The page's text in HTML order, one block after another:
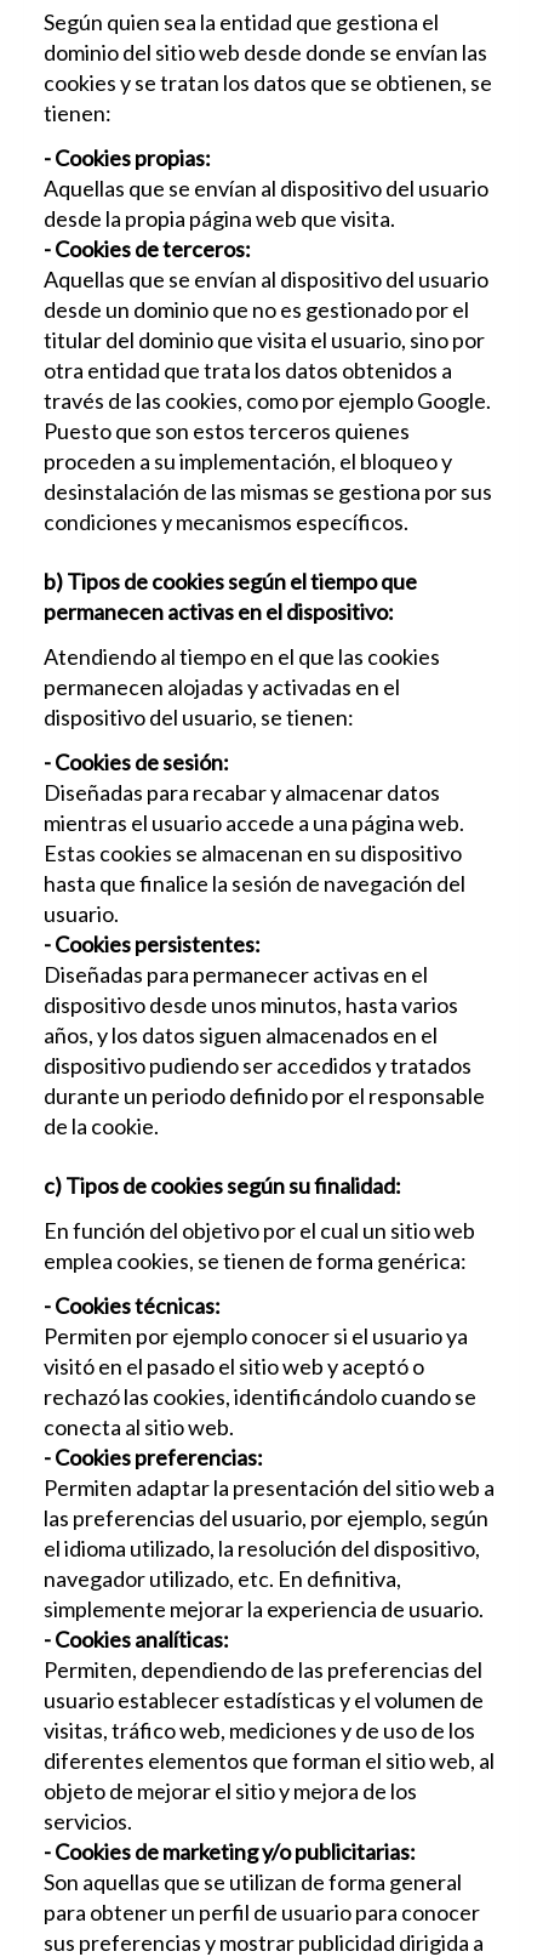
Según quien sea la entidad que gestiona el
dominio del sitio web desde donde se envían las
cookies y se tratan los datos que se obtienen, se
tienen:
- Cookies propias:
Aquellas que se envían al dispositivo del usuario
desde la propia página web que visita.
- Cookies de terceros:
Aquellas que se envían al dispositivo del usuario
desde un dominio que no es gestionado por el
titular del dominio que visita el usuario, sino por
otra entidad que trata los datos obtenidos a
través de las cookies, como por ejemplo Google.
Puesto que son estos terceros quienes
proceden a su implementación, el bloqueo y
desinstalación de las mismas se gestiona por sus
condiciones y mecanismos específicos.
b) Tipos de cookies según el tiempo que
permanecen activas en el dispositivo:
Atendiendo al tiempo en el que las cookies
permanecen alojadas y activadas en el
dispositivo del usuario, se tienen:
- Cookies de sesión:
Diseñadas para recabar y almacenar datos
mientras el usuario accede a una página web.
Estas cookies se almacenan en su dispositivo
hasta que finalice la sesión de navegación del
usuario.
- Cookies persistentes:
Diseñadas para permanecer activas en el
dispositivo desde unos minutos, hasta varios
años, y los datos siguen almacenados en el
dispositivo pudiendo ser accedidos y tratados
durante un periodo definido por el responsable
de la cookie.
c) Tipos de cookies según su finalidad:
En función del objetivo por el cual un sitio web
emplea cookies, se tienen de forma genérica:
- Cookies técnicas:
Permiten por ejemplo conocer si el usuario ya
visitó en el pasado el sitio web y aceptó o
rechazó las cookies, identificándolo cuando se
conecta al sitio web.
- Cookies preferencias:
Permiten adaptar la presentación del sitio web a
las preferencias del usuario, por ejemplo, según
el idioma utilizado, la resolución del dispositivo,
navegador utilizado, etc. En definitiva,
simplemente mejorar la experiencia de usuario.
- Cookies analíticas:
Permiten, dependiendo de las preferencias del
usuario establecer estadísticas y el volumen de
visitas, tráfico web, mediciones y de uso de los
diferentes elementos que forman el sitio web, al
objeto de mejorar el sitio y mejora de los
servicios.
- Cookies de marketing y/o publicitarias:
Son aquellas que se utilizan de forma general
para obtener un perfil de usuario para conocer
sus preferencias y mostrar publicidad dirigida a